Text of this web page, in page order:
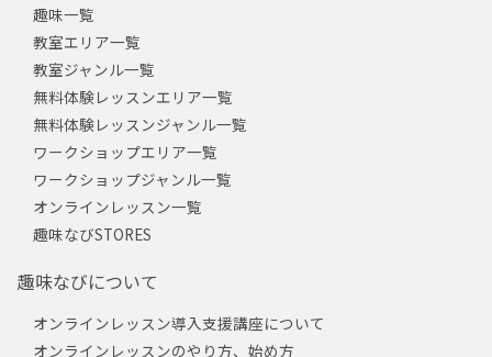
趣味一覧
教室エリア一覧
教室ジャンル一覧
無料体験レッスンエリア一覧
無料体験レッスンジャンル一覧
ワークショップエリア一覧
ワークショップジャンル一覧
オンラインレッスン一覧
趣味なびSTORES
趣味なびについて
オンラインレッスン導入支援講座について
オンラインレッスンのやり方、始め方